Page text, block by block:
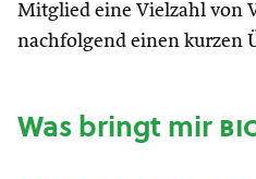
Mitglied eine Vielzahl von
nachfolgend einen kurzen
Was bringt mir